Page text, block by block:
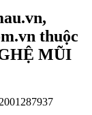
thuộc
MŨI